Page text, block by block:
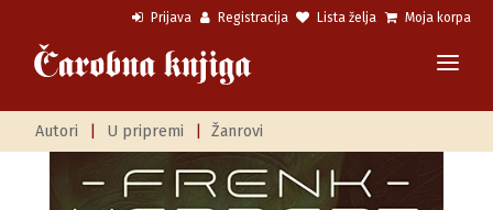
Prijava Registracija Lista želja Moja korpa
Autori U pripremi Žanrovi